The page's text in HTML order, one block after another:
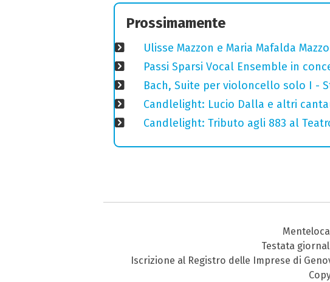
Prossimamente
Ulisse Mazzon e Maria Mafalda
Passi Sparsi Vocal Ensemble in
Bach, Suite per violoncello solo I -
Candlelight: Lucio Dalla e altri
Candlelight: Tributo agli 883 al
Testata
Iscrizione al Registro delle Imprese di